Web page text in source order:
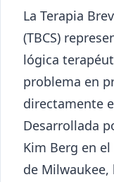
La Terapia
(TBCS)
lógica
problema en
directamente
Desarrollada
Kim Berg en
de Milwaukee,